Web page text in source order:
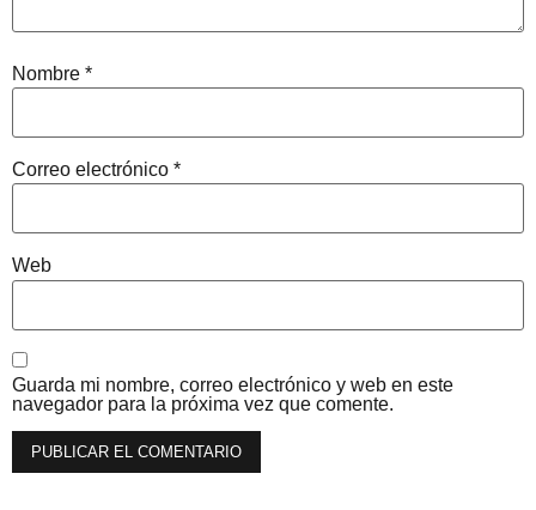
Nombre *
Correo electrónico *
Web
Guarda mi nombre, correo electrónico y web en este
navegador para la próxima vez que comente.